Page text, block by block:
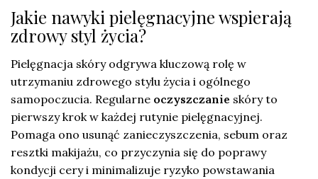
Jakie nawyki pielęgnacyjne wspierają
zdrowy styl życia?
Pielęgnacja skóry odgrywa kluczową rolę w
utrzymaniu zdrowego stylu życia i ogólnego
samopoczucia. Regularne oczyszczanie skóry to
pierwszy krok w każdej rutynie pielęgnacyjnej.
Pomaga ono usunąć zanieczyszczenia, sebum oraz
resztki makijażu, co przyczynia się do poprawy
kondycji cery i minimalizuje ryzyko powstawania